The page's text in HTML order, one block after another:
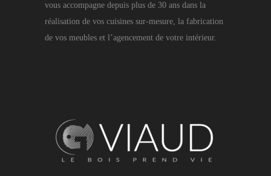
vous accompagne depuis plus de 30 ans dans la
réalisation de vos cuisines sur-mesure, la fabrication
de vos meubles et l’agencement de votre intérieur.